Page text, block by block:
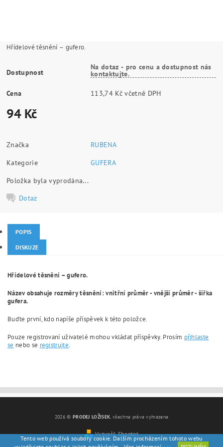
Hřídelové těsnění – gufero.
Dostupnost
Na dotaz - pro cenu a dostupnost nás
kontaktujte.
Cena 113,74 Kč včetně DPH
94 Kč
Značka
RUBENA
Kategorie
GUFERA
Položka byla vyprodána...
Dotaz
POPIS
DISKUZE
Hřídelové těsnění – gufero.
Název obsahuje rozměry těsnění: vnitřní průměr - vnější průměr - šířka
gufera.
Buďte první, kdo napíše příspěvek k této položce.
Pouze registrovaní uživatelé mohou vkládat příspěvky. Prosím přihlaste
se nebo se registrujte.
2026 © PRODEJ LOŽISEK, všechna práva vyhrazena
Vytvořil Shoptet
Tento web používá soubory cookie. Dalším procházením tohoto webu